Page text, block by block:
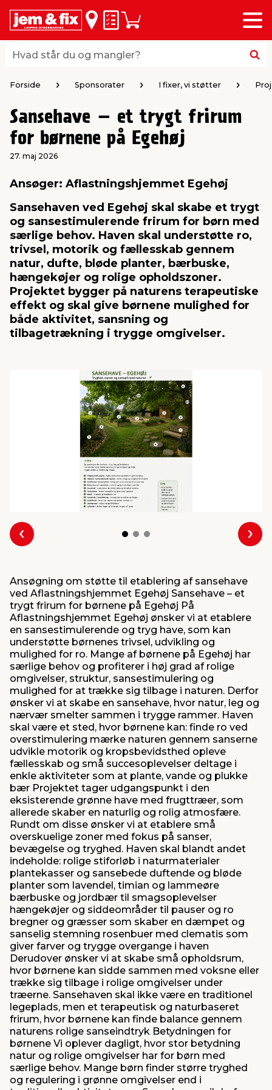
Hvad står du og mangler?
Hvad står du og mangler?
Huskeseddel
Indkøbskurv
Menu
loft & vægge
vinduer
brædder
& stilladser
& varme
& ophæng
& opbevaring
& persienner
& sikkerhed
& standere
& armatur
& ventilation
kloak
fittings
Home
data & TV
& kemikalier
& fugemasse
af værktøj
maskiner
& spande
underholdning
udendørs spa
& fritid
Forside Sponsorater I fixer, vi støtter
Sansehave – et trygt frirum
for børnene på Egehøj
27. maj 2026
Ansøger: Aflastningshjemmet Egehøj
Sansehaven ved Egehøj skal skabe et trygt
og sansestimulerende frirum for børn med
særlige behov. Haven skal understøtte ro,
trivsel, motorik og fællesskab gennem
natur, dufte, bløde planter, bærbuske,
hængekøjer og rolige opholdszoner.
Projektet bygger på naturens terapeutiske
effekt og skal give børnene mulighed for
både aktivitet, sansning og
tilbagetrækning i trygge omgivelser.
Forrige
Ansøgning om støtte til etablering af sansehave
ved Aflastningshjemmet Egehøj Sansehave – et
trygt frirum for børnene på Egehøj På
Aflastningshjemmet Egehøj ønsker vi at etablere
en sansestimulerende og tryg have, som kan
understøtte børnenes trivsel, udvikling og
mulighed for ro. Mange af børnene på Egehøj har
særlige behov og profiterer i høj grad af rolige
omgivelser, struktur, sansestimulering og
mulighed for at trække sig tilbage i naturen. Derfor
ønsker vi at skabe en sansehave, hvor natur, leg og
nærvær smelter sammen i trygge rammer. Haven
skal være et sted, hvor børnene kan: finde ro ved
overstimulering mærke naturen gennem sanserne
udvikle motorik og kropsbevidsthed opleve
fællesskab og små succesoplevelser deltage i
enkle aktiviteter som at plante, vande og plukke
bær Projektet tager udgangspunkt i den
eksisterende grønne have med frugttræer, som
allerede skaber en naturlig og rolig atmosfære.
Rundt om disse ønsker vi at etablere små
overskuelige zoner med fokus på sanser,
bevægelse og tryghed. Haven skal blandt andet
indeholde: rolige stiforløb i naturmaterialer
plantekasser og sansebede duftende og bløde
planter som lavendel, timian og lammeøre
bærbuske og jordbær til smagsoplevelser
hængekøjer og siddeområder til pauser og ro
bregner og græsser som skaber en dæmpet og
sanselig stemning rosenbuer med clematis som
giver farver og trygge overgange i haven
Derudover ønsker vi at skabe små opholdsrum,
hvor børnene kan sidde sammen med voksne eller
trække sig tilbage i rolige omgivelser under
træerne. Sansehaven skal ikke være en traditionel
legeplads, men et terapeutisk og naturbaseret
frirum, hvor børnene kan finde balance gennem
naturens rolige sanseindtryk Betydningen for
børnene Vi oplever dagligt, hvor stor betydning
natur og rolige omgivelser har for børn med
særlige behov. Mange børn finder større tryghed
og regulering i grønne omgivelser end i